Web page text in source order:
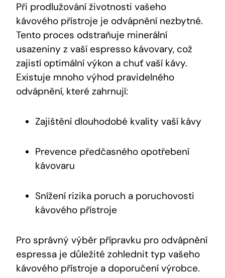
Při prodlužování životnosti vašeho
kávového přístroje je odvápnění nezbytné.
Tento proces odstraňuje minerální
usazeniny z vaší espresso kávovary, což
zajistí optimální výkon a chuť vaší kávy.
Existuje mnoho výhod pravidelného
odvápnění, které zahrnují:
Zajištění dlouhodobé kvality vaší kávy
Prevence předčasného opotřebení
kávovaru
Snížení rizika poruch a poruchovosti
kávového přístroje
Pro správný výběr přípravku pro odvápnění
espressa je důležité zohlednit typ vašeho
kávového přístroje a doporučení výrobce.